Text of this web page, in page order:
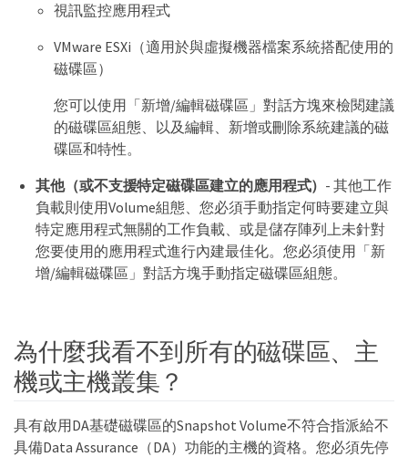
視訊監控應用程式
VMware ESXi（適用於與虛擬機器檔案系統搭配使用的
磁碟區）
您可以使用「新增/編輯磁碟區」對話方塊來檢閱建議
的磁碟區組態、以及編輯、新增或刪除系統建議的磁
碟區和特性。
其他（或不支援特定磁碟區建立的應用程式） - 其他工作
負載則使用Volume組態、您必須手動指定何時要建立與
特定應用程式無關的工作負載、或是儲存陣列上未針對
您要使用的應用程式進行內建最佳化。您必須使用「新
增/編輯磁碟區」對話方塊手動指定磁碟區組態。
為什麼我看不到所有的磁碟區、主
機或主機叢集？
具有啟用DA基礎磁碟區的Snapshot Volume不符合指派給不
具備Data Assurance（DA）功能的主機的資格。您必須先停